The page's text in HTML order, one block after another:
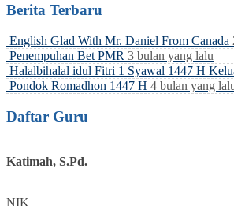
Berita Terbaru
English Glad With Mr. Daniel From Canada
Penempuhan Bet PMR 3 bulan yang lalu
Halalbihalal idul Fitri 1 Syawal 1447 H
Pondok Romadhon 1447 H 4 bulan yang
Daftar Guru
Katimah, S.Pd.
NIK